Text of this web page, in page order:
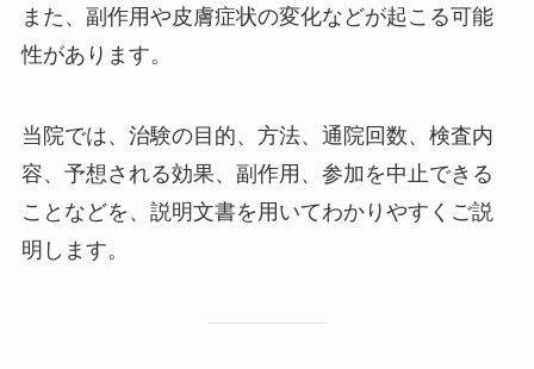
また、副作用や皮膚症状の変化などが起こる可能
性があります。
当院では、治験の目的、方法、通院回数、検査内
容、予想される効果、副作用、参加を中止できる
ことなどを、説明文書を用いてわかりやすくご説
明します。